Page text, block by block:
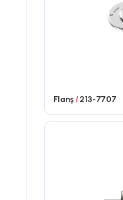
Flanş/213-7707